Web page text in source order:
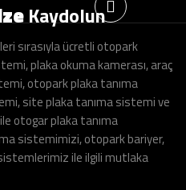
Kaydolun
sırasıyla ücretli otopark
plaka okuma kamerası, araç
otopark plaka tanıma
site plaka tanıma sistemi ve
otogar plaka tanıma
sistemimizi, otopark bariyer,
ile ilgili mutlaka